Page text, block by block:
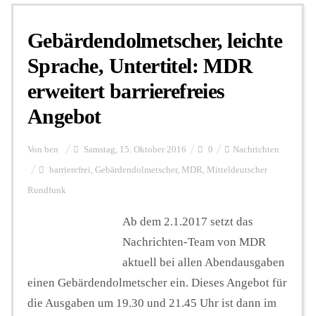
Personalien
Hintergrund
FUNKTURM-Beiträge
Seminare
Unterstützen
Gebärdendolmetscher, leichte
Sprache, Untertitel: MDR
erweitert barrierefreies
Angebot
Von ben Samstag, 15. Oktober 2016 0 Nachrichten
barrierefrei, Gebärdendolmetscher, MDR, Mitteldeutscher
Rundfunk
Ab dem 2.1.2017 setzt das
Nachrichten-Team von MDR
aktuell bei allen Abendausgaben
einen Gebärdendolmetscher ein. Dieses Angebot für
die Ausgaben um 19.30 und 21.45 Uhr ist dann im